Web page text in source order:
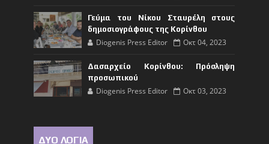
Γεύμα του Νίκου Σταυρέλη στους
δημοσιογράφους της Κορίνθου
Diogenis Press Editor Οκτ 04, 2023
Δασαρχείο Κορίνθου: Πρόσληψη
προσωπικού
Diogenis Press Editor Οκτ 03, 2023
ΔΥΟ ΛΟΓΙΑ